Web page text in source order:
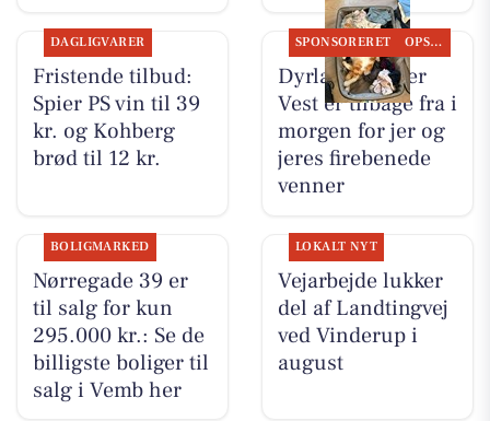
DAGLIGVARER
Fristende tilbud:
Spier PS vin til 39
kr. og Kohberg
brød til 12 kr.
SPONSORERET OPSLAGSTAVLEN
Dyrlæge Center
Vest er tilbage fra i
morgen for jer og
jeres firebenede
venner
BOLIGMARKED
Nørregade 39 er
til salg for kun
295.000 kr.: Se de
billigste boliger til
salg i Vemb her
LOKALT NYT
Vejarbejde lukker
del af Landtingvej
ved Vinderup i
august